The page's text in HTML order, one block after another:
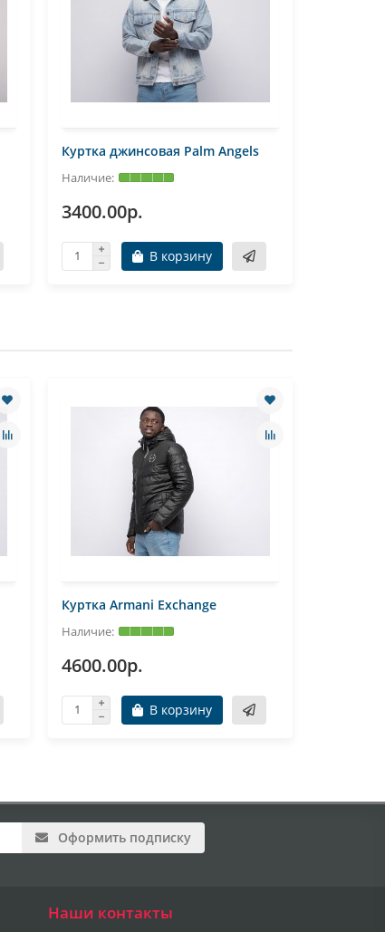
Куртка джинсовая Palm Angels
3400.00р.
В корзину
Куртка Armani Exchange
4600.00р.
В корзину
Оформить подписку
Наши контакты